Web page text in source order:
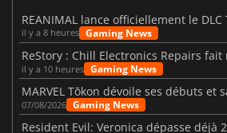
REANIMAL lance officiellement le
il y a 8 heures Gaming News
il y a 10 heures Gaming News
07/08/2026 Gaming News